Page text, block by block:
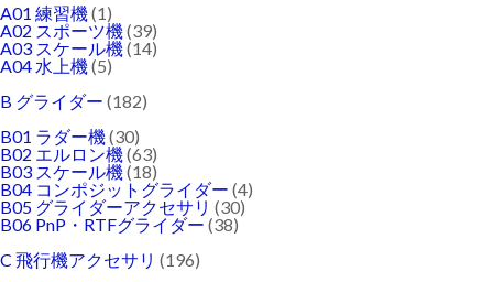
A01 練習機(1)
A02 スポーツ機(39)
A03 スケール機(14)
A04 水上機(5)
B グライダー (182)
B01 ラダー機(30)
B02 エルロン機(63)
B03 スケール機(18)
B04 コンポジットグライダー (4)
B05 グライダーアクセサリ (30)
B06 PnP・RTFグライダー (38)
C 飛行機アクセサリ (196)